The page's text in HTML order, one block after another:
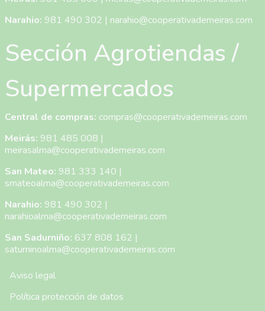
Narahio: 981 490 302 | narahio@cooperativademeiras.com
Sección Agrotiendas /
Supermercados
Central de compras: compras@cooperativademeiras.com
Meirás: 981 485 008 |
meirasalma@cooperativademeiras.com
San Mateo: 981 333 140 |
smateoalma@cooperativademeiras.com
Narahio: 981 490 302 |
narahioalma@cooperativademeiras.com
San Sadurniño: 637 808 162 |
saturninoalma@cooperativademeiras.com
Menú Pie de Página
Aviso legal
Política protección de datos